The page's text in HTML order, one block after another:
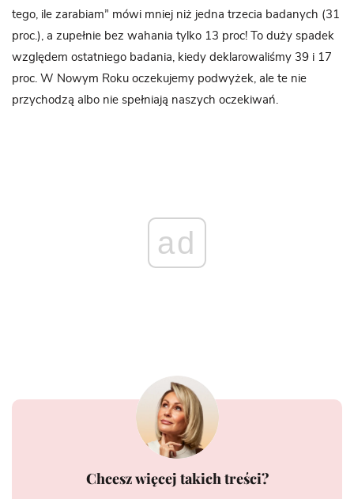
tego, ile zarabiam” mówi mniej niż jedna trzecia badanych (31
proc.), a zupełnie bez wahania tylko 13 proc! To duży spadek
względem ostatniego badania, kiedy deklarowaliśmy 39 i 17
proc. W Nowym Roku oczekujemy podwyżek, ale te nie
przychodzą albo nie spełniają naszych oczekiwań.
ad
Chcesz więcej takich treści?